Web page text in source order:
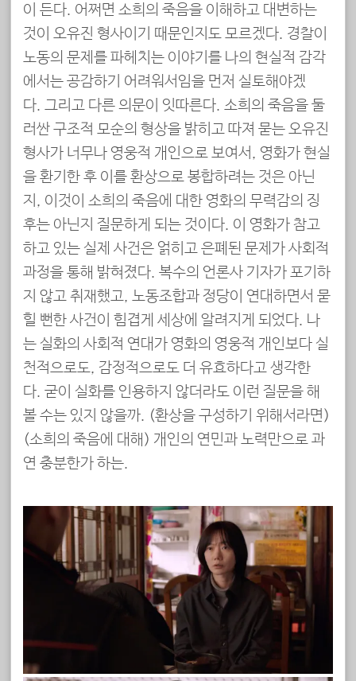
이 든다. 어쩌면 소희의 죽음을 이해하고 대변하는
것이 오유진 형사이기 때문인지도 모르겠다. 경찰이
노동의 문제를 파헤치는 이야기를 나의 현실적 감각
에서는 공감하기 어려워서임을 먼저 실토해야겠
다. 그리고 다른 의문이 잇따른다. 소희의 죽음을 둘
러싼 구조적 모순의 형상을 밝히고 따져 묻는 오유진
형사가 너무나 영웅적 개인으로 보여서, 영화가 현실
을 환기한 후 이를 환상으로 봉합하려는 것은 아닌
지, 이것이 소희의 죽음에 대한 영화의 무력감의 징
후는 아닌지 질문하게 되는 것이다. 이 영화가 참고
하고 있는 실제 사건은 얽히고 은폐된 문제가 사회적
과정을 통해 밝혀졌다. 복수의 언론사 기자가 포기하
지 않고 취재했고, 노동조합과 정당이 연대하면서 묻
힐 뻔한 사건이 힘겹게 세상에 알려지게 되었다. 나
는 실화의 사회적 연대가 영화의 영웅적 개인보다 실
천적으로도, 감정적으로도 더 유효하다고 생각한
다. 굳이 실화를 인용하지 않더라도 이런 질문을 해
볼 수는 있지 않을까. (환상을 구성하기 위해서라면)
(소희의 죽음에 대해) 개인의 연민과 노력만으로 과
연 충분한가 하는.